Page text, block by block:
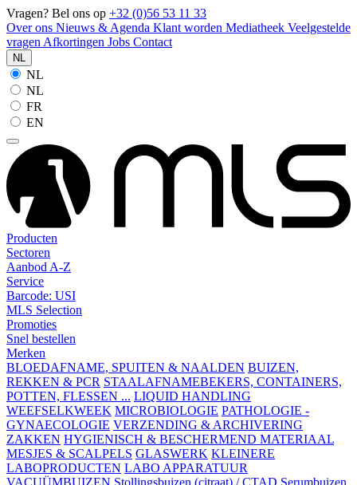
Vragen? Bel ons op +32 (0)56 53 11 33
Over ons Nieuws & Agenda Klant worden Mediatheek Veelgestelde
vragen Afkortingen Jobs Contact
NL
NL
NL
FR
EN
Producten
Sectoren
Aanbod A-Z
Service
Barcode: USI
MLS Selection
Promoties
Snel bestellen
Merken
BLOEDAFNAME, SPUITEN & NAALDEN BUIZEN,
REKKEN & PCR STAALAFNAMEBEKERS, CONTAINERS,
POTTEN, FLESSEN ... LIQUID HANDLING
WEEFSELKWEEK MICROBIOLOGIE PATHOLOGIE -
GYNAECOLOGIE VERZENDING & ARCHIVERING
ZAKKEN HYGIENISCH & BESCHERMEND MATERIAAL
MESJES & SCALPELS GLASWERK KLEINERE
LABOPRODUCTEN LABO APPARATUUR